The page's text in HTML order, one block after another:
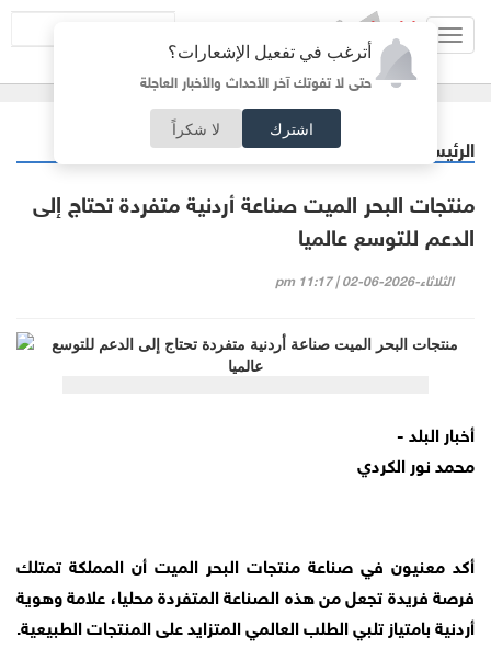
أترغب في تفعيل الإشعارات؟
حتى لا تفوتك آخر الأحداث والأخبار العاجلة
اشترك لا شكراً
الرئيسية
منتجات البحر الميت صناعة أردنية متفردة تحتاج إلى
الدعم للتوسع عالميا
الثلاثاء-2026-06-02 | 11:17 pm
أخبار البلد -
محمد نور الكردي
أكد معنيون في صناعة منتجات البحر الميت أن المملكة تمتلك
فرصة فريدة تجعل من هذه الصناعة المتفردة محليا، علامة وهوية
أردنية بامتياز تلبي الطلب العالمي المتزايد على المنتجات الطبيعية.